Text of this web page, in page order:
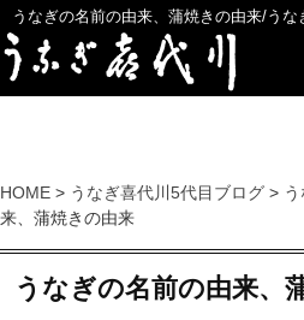
うなぎの名前の由来、蒲焼きの由来/う
HOME > うなぎ喜代川5代目ブログ >
来、蒲焼きの由来
うなぎの名前の由来、